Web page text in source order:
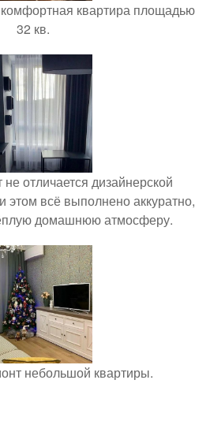
квартира площадью
32 кв.
отличается дизайнерской
этом всё выполнено аккуратно,
домашнюю атмосферу.
небольшой квартиры.